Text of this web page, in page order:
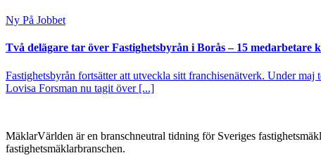
Ny På Jobbet
Två delägare tar över Fastighetsbyrån i Borås – 15 medarbetare
Fastighetsbyrån fortsätter att utveckla sitt franchisenätverk. Under
Lovisa Forsman nu tagit över [...]
MäklarVärlden är en branschneutral tidning för Sveriges
fastighetsmäklarbranschen.